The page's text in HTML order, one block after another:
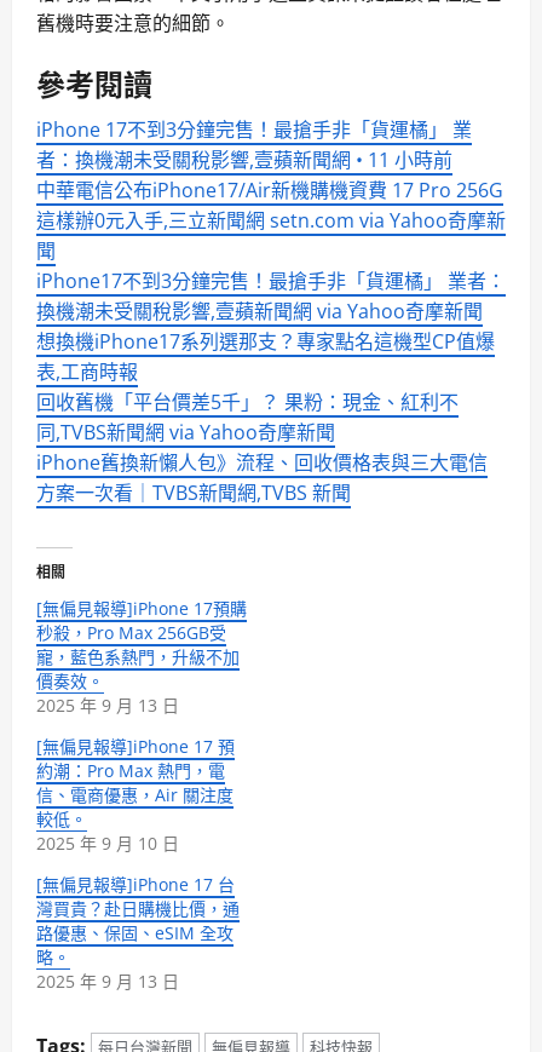
舊機時要注意的細節。
參考閱讀
iPhone 17不到3分鐘完售！最搶手非「貨運橘」 業
者：換機潮未受關稅影響,壹蘋新聞網 • 11 小時前
中華電信公布iPhone17/Air新機購機資費 17 Pro 256G
這樣辦0元入手,三立新聞網 setn.com via Yahoo奇摩新
聞
iPhone17不到3分鐘完售！最搶手非「貨運橘」 業者：
換機潮未受關稅影響,壹蘋新聞網 via Yahoo奇摩新聞
想換機iPhone17系列選那支？專家點名這機型CP值爆
表,工商時報
回收舊機「平台價差5千」？ 果粉：現金、紅利不
同,TVBS新聞網 via Yahoo奇摩新聞
iPhone舊換新懶人包》流程、回收價格表與三大電信
方案一次看│TVBS新聞網,TVBS 新聞
相關
[無偏見報導]iPhone 17預購
秒殺，Pro Max 256GB受
寵，藍色系熱門，升級不加
價奏效。
2025 年 9 月 13 日
[無偏見報導]iPhone 17 預
約潮：Pro Max 熱門，電
信、電商優惠，Air 關注度
較低。
2025 年 9 月 10 日
[無偏見報導]iPhone 17 台
灣買貴？赴日購機比價，通
路優惠、保固、eSIM 全攻
略。
2025 年 9 月 13 日
Tags: 每日台灣新聞 無偏見報導 科技快報